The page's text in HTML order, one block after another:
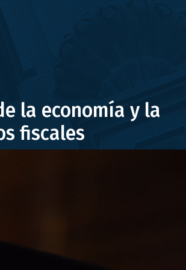
la economía y la
fiscales